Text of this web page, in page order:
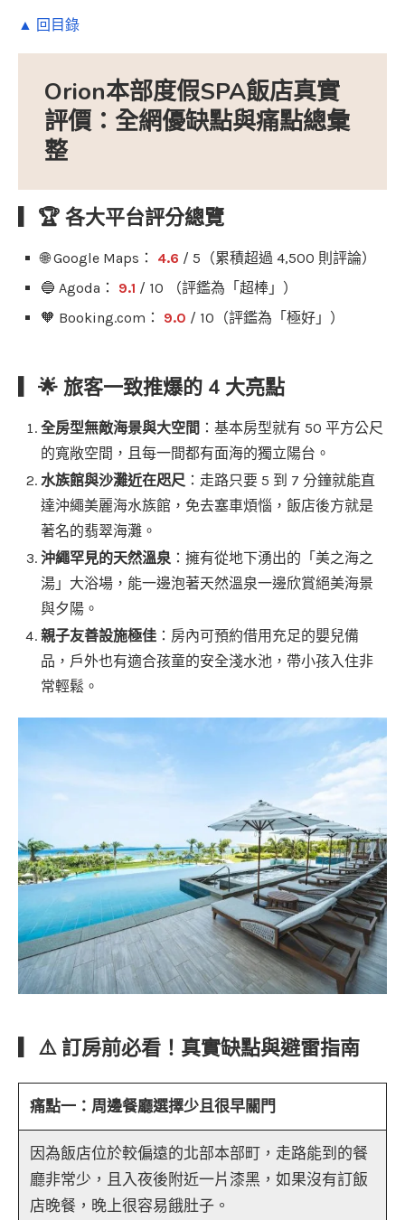
▲ 回目錄
Orion本部度假SPA飯店真實
評價：全網優缺點與痛點總彙
整
▎🏆 各大平台評分總覽
🌐 Google Maps： 4.6 / 5（累積超過 4,500 則評論）
🔵 Agoda：
9.1 / 10 （評鑑為「超棒」）
🧡 Booking.com： 9.0 / 10（評鑑為「極好」）
▎🌟 旅客一致推爆的 4 大亮點
全房型無敵海景與大空間 ：基本房型就有 50 平方公尺
的寬敞空間，且每一間都有面海的獨立陽台。
水族館與沙灘近在咫尺 ：走路只要 5 到 7 分鐘就能直
達沖繩美麗海水族館，免去塞車煩惱，飯店後方就是
著名的翡翠海灘。
沖繩罕見的天然溫泉 ：擁有從地下湧出的「美之海之
湯」大浴場，能一邊泡著天然溫泉一邊欣賞絕美海景
與夕陽。
親子友善設施極佳 ：房內可預約借用充足的嬰兒備
品，戶外也有適合孩童的安全淺水池，帶小孩入住非
常輕鬆。
▎⚠️ 訂房前必看！真實缺點與避雷指南
痛點一：周邊餐廳選擇少且很早關門
因為飯店位於較偏遠的北部本部町，走路能到的餐
廳非常少，且入夜後附近一片漆黑，如果沒有訂飯
店晚餐，晚上很容易餓肚子。